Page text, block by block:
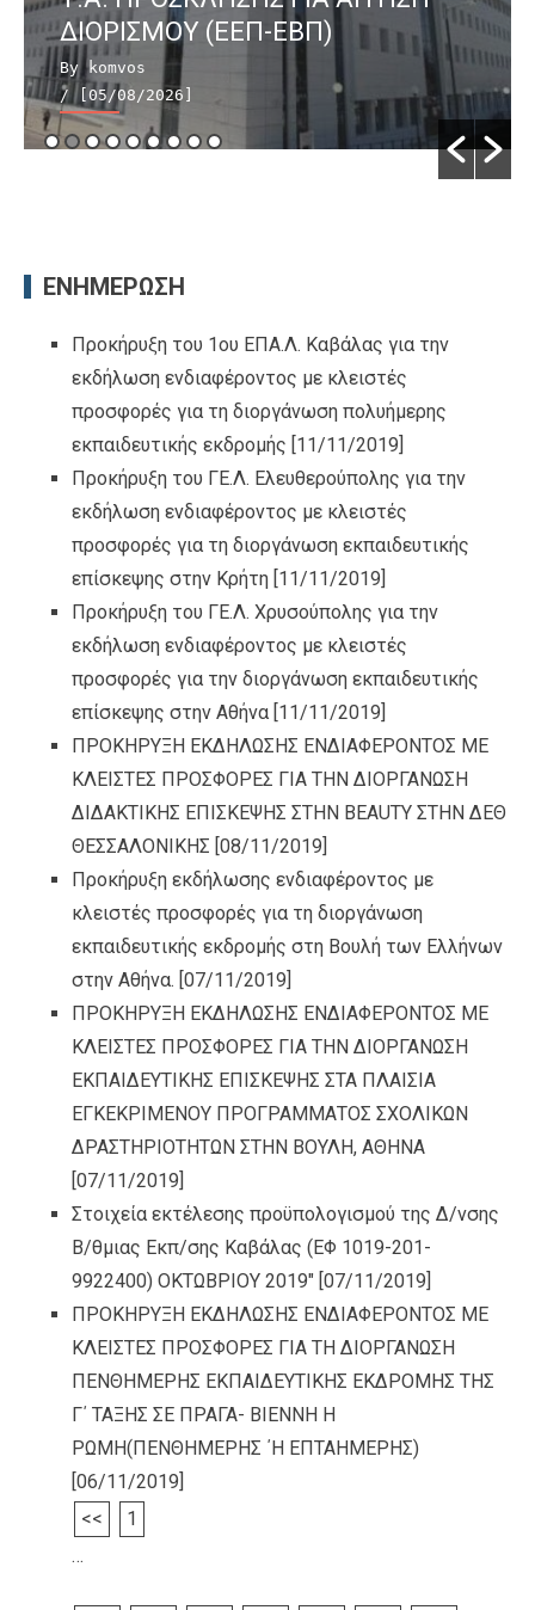
ΔΙΟΡΙΣΜΟΥ (ΕΕΠ-ΕΒΠ)
By komvos
/ [05/08/2026]
ΕΝΗΜΕΡΩΣΗ
Προκήρυξη του 1ου ΕΠΑ.Λ. Καβάλας για την
εκδήλωση ενδιαφέροντος με κλειστές
προσφορές για τη διοργάνωση πολυήμερης
εκπαιδευτικής εκδρομής [11/11/2019]
Προκήρυξη του ΓΕ.Λ. Ελευθερούπολης για την
εκδήλωση ενδιαφέροντος με κλειστές
προσφορές για τη διοργάνωση εκπαιδευτικής
επίσκεψης στην Κρήτη [11/11/2019]
Προκήρυξη του ΓΕ.Λ. Χρυσούπολης για την
εκδήλωση ενδιαφέροντος με κλειστές
προσφορές για την διοργάνωση εκπαιδευτικής
επίσκεψης στην Αθήνα [11/11/2019]
ΠΡΟΚΗΡΥΞΗ ΕΚΔΗΛΩΣΗΣ ΕΝΔΙΑΦΕΡΟΝΤΟΣ ΜΕ
ΚΛΕΙΣΤΕΣ ΠΡΟΣΦΟΡΕΣ ΓΙΑ ΤΗΝ ΔΙΟΡΓΑΝΩΣΗ
ΔΙΔΑΚΤΙΚΗΣ ΕΠΙΣΚΕΨΗΣ ΣΤΗΝ BEAUTY ΣΤΗΝ ΔΕΘ
ΘΕΣΣΑΛΟΝΙΚΗΣ [08/11/2019]
Προκήρυξη εκδήλωσης ενδιαφέροντος με
κλειστές προσφορές για τη διοργάνωση
εκπαιδευτικής εκδρομής στη Βουλή των Ελλήνων
στην Αθήνα. [07/11/2019]
ΠΡΟΚΗΡΥΞΗ ΕΚΔΗΛΩΣΗΣ ΕΝΔΙΑΦΕΡΟΝΤΟΣ ΜΕ
ΚΛΕΙΣΤΕΣ ΠΡΟΣΦΟΡΕΣ ΓΙΑ ΤΗΝ ΔΙΟΡΓΑΝΩΣΗ
ΕΚΠΑΙΔΕΥΤΙΚΗΣ ΕΠΙΣΚΕΨΗΣ ΣΤΑ ΠΛΑΙΣΙΑ
ΕΓΚΕΚΡΙΜΕΝΟΥ ΠΡΟΓΡΑΜΜΑΤΟΣ ΣΧΟΛΙΚΩΝ
ΔΡΑΣΤΗΡΙΟΤΗΤΩΝ ΣΤΗΝ ΒΟΥΛΗ, ΑΘΗΝΑ
[07/11/2019]
Στοιχεία εκτέλεσης προϋπολογισμού της Δ/νσης
Β/θμιας Εκπ/σης Καβάλας (ΕΦ 1019-201-
9922400) ΟΚΤΩΒΡΙΟΥ 2019″ [07/11/2019]
ΠΡΟΚΗΡΥΞΗ ΕΚΔΗΛΩΣΗΣ ΕΝΔΙΑΦΕΡΟΝΤΟΣ ΜΕ
ΚΛΕΙΣΤΕΣ ΠΡΟΣΦΟΡΕΣ ΓΙΑ ΤΗ ΔΙΟΡΓΑΝΩΣΗ
ΠΕΝΘΗΜΕΡΗΣ ΕΚΠΑΙΔΕΥΤΙΚΗΣ ΕΚΔΡΟΜΗΣ ΤΗΣ
Γ΄ ΤΑΞΗΣ ΣΕ ΠΡΑΓΑ- ΒΙΕΝΝΗ Η
ΡΩΜΗ(ΠΕΝΘΗΜΕΡΗΣ ΄Η ΕΠΤΑΗΜΕΡΗΣ)
[06/11/2019]
<<
1
…